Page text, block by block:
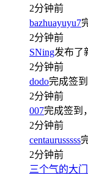
2分钟前
bazhuayuyu7
2分钟前
SNing发布了
2分钟前
dodo完成签到
2分钟前
007完成签到
2分钟前
centaurusssss
2分钟前
三个气的大门